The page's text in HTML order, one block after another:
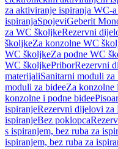
za aktiviranje ispiranja WC-
ispiranjaSpojeviGeberit
za WC školjkeRezervni
školjkeZa konzolne WC
WC školjkeZa podne WC
WC školjkePriborRezervni
materijaliSanitarni moduli za
moduli za bideeZa konzolne
konzolne i podne bidee
ispiranjeRezervni dijelovi za
ispiranjeBez poklopca
s ispiranjem, bez ruba za
ispiranjem, bez ruba za